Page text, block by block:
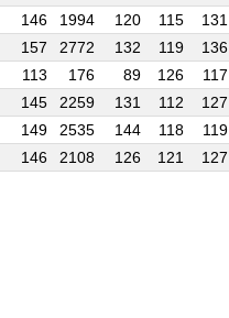
146 1994 120 115 131
157 2772 132 119 136
113 176 89 126 117
145 2259 131 112 127
149 2535 144 118 119
146 2108 126 121 127